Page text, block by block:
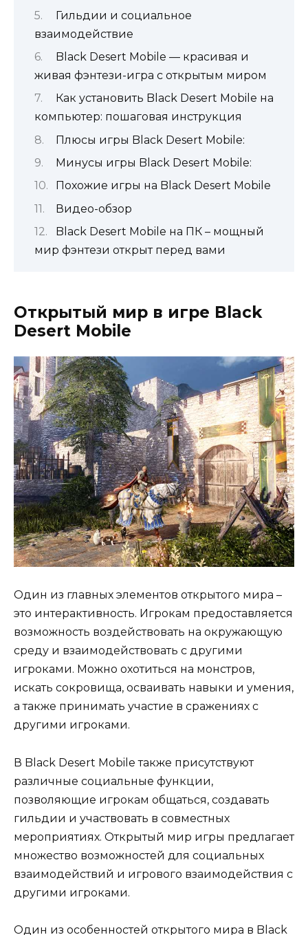
Гильдии и социальное
взаимодействие
Black Desert Mobile — красивая и
живая фэнтези-игра с открытым миром
Как установить Black Desert Mobile на
компьютер: пошаговая инструкция
Плюсы игры Black Desert Mobile:
Минусы игры Black Desert Mobile:
Похожие игры на Black Desert Mobile
Видео-обзор
Black Desert Mobile на ПК – мощный
мир фэнтези открыт перед вами
Открытый мир в игре Black
Desert Mobile
Один из главных элементов открытого мира –
это интерактивность. Игрокам предоставляется
возможность воздействовать на окружающую
среду и взаимодействовать с другими
игроками. Можно охотиться на монстров,
искать сокровища, осваивать навыки и умения,
а также принимать участие в сражениях с
другими игроками.
В Black Desert Mobile также присутствуют
различные социальные функции,
позволяющие игрокам общаться, создавать
гильдии и участвовать в совместных
мероприятиях. Открытый мир игры предлагает
множество возможностей для социальных
взаимодействий и игрового взаимодействия с
другими игроками.
Один из особенностей открытого мира в Black